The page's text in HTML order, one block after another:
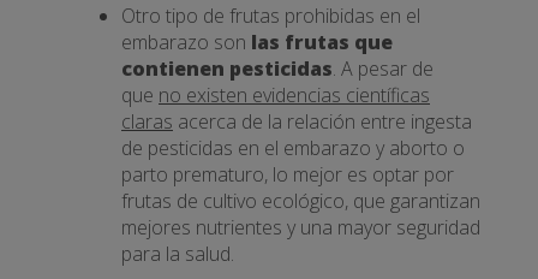
Otro tipo de frutas prohibidas en el
embarazo son las frutas que
contienen pesticidas. A pesar de
que no existen evidencias científicas
claras acerca de la relación entre ingesta
de pesticidas en el embarazo y aborto o
parto prematuro, lo mejor es optar por
frutas de cultivo ecológico, que garantizan
mejores nutrientes y una mayor seguridad
para la salud.